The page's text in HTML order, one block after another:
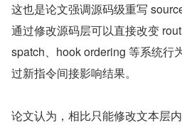
这也是论文强调源码级重写
通过修改源码层可以直接改变
spatch、hook ordering 等系统行
过新指令间接影响结果。
论文认为，相比只能修改文本层